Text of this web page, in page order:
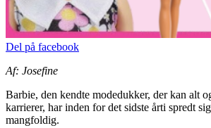
Del på facebook
Af: Josefine
Barbie, den kendte modedukker, der kan alt
karrierer, har inden for det sidste årti spredt
mangfoldig.